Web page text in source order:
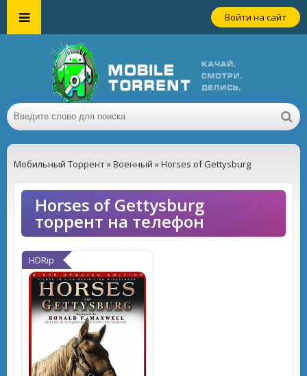
Войти на сайт
Мобильный Торрент»Военный » Horses of Gettysburg
Horses of Gettysburg
торрент на телефон
HDRip